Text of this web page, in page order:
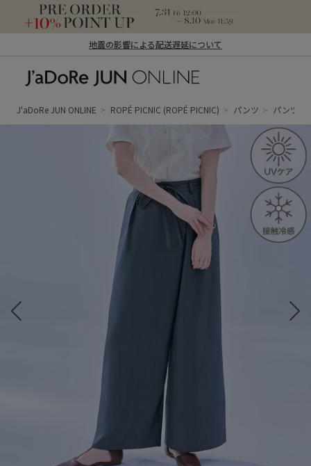
地震の影響による配送遅延について
ン オンライン）
J'aDoRe JUN ONLINE ROPÉ PICNIC (ROPÉ PICNIC) パンツ パンツ